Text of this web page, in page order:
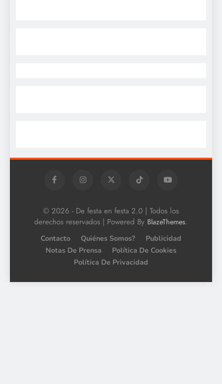
© 2026 - De festa en festa 2.0 | Todos los
derechos reservados | Powered By BlazeThemes.
Contacto Quiénes Somos?
Publicidad
Notas De Prensa
Política De Cookies
Política De Privacidad